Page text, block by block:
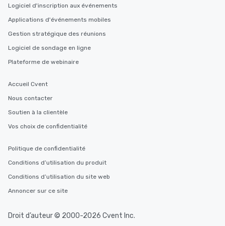
Logiciel d'inscription aux événements
Applications d'événements mobiles
Gestion stratégique des réunions
Logiciel de sondage en ligne
Plateforme de webinaire
Accueil Cvent
Nous contacter
Soutien à la clientèle
Vos choix de confidentialité
Politique de confidentialité
Conditions d’utilisation du produit
Conditions d’utilisation du site web
Annoncer sur ce site
Droit d’auteur © 2000-2026 Cvent Inc.